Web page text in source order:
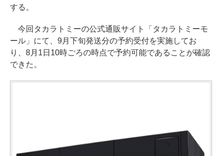
する。
今回タカラトミーの公式通販サイト「タカラトミーモ
ール」にて、9月下旬発送分の予約受付を実施してお
り、8月1日10時ごろの時点で予約可能であることが確認
できた。